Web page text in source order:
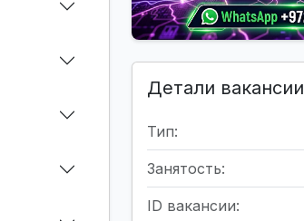
Детали вакансии
Тип:
Занятость:
ID вакансии: